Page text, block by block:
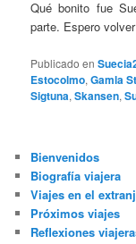
Qué bonito fue
parte. Espero
Publicado en
Estocolmo,Gamla
Sigtuna,Skansen,
Bienvenidos
Biografía viajera
Viajes en el
Próximos viajes
Reflexiones